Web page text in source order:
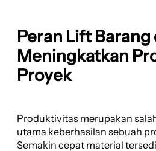
Peran Lift Barang
Meningkatkan
Proyek
Produktivitas merupakan
utama keberhasilan sebuah
Semakin cepat material